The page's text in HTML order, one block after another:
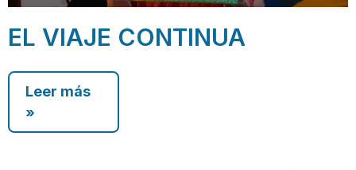
EL VIAJE CONTINUA
Leer más
»